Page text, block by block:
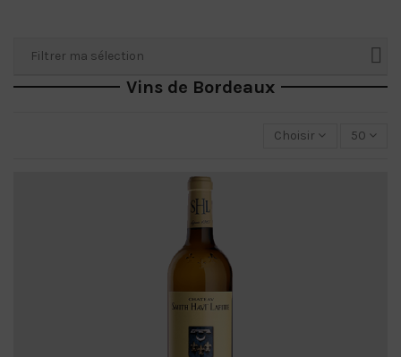
Vins de Bordeaux
Choisir 50
Filtrer ma sélection